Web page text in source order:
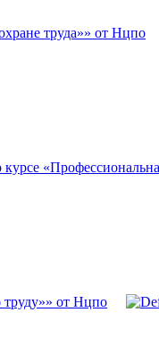
труда»» от Нцпо
труду»» от Нцпо